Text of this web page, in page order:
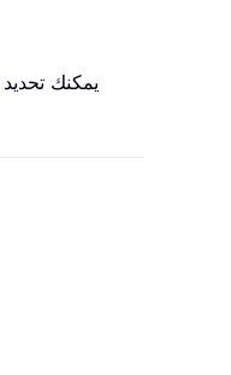
(2) يمكنك